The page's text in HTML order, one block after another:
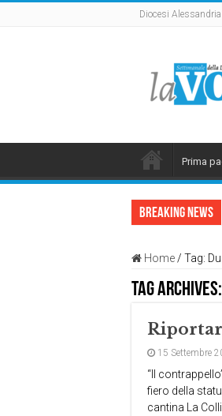
Diocesi Alessandria
Prima
Breaking News
Home / Tag:
Tag Archives:
15 Settembre
“Il
fiero della
cantina La